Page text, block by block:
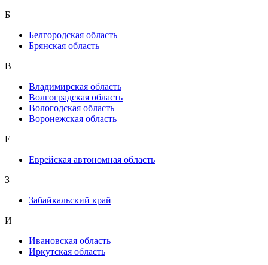
Б
Белгородская область
Брянская область
В
Владимирская область
Волгоградская область
Вологодская область
Воронежская область
Е
Еврейская автономная область
З
Забайкальский край
И
Ивановская область
Иркутская область